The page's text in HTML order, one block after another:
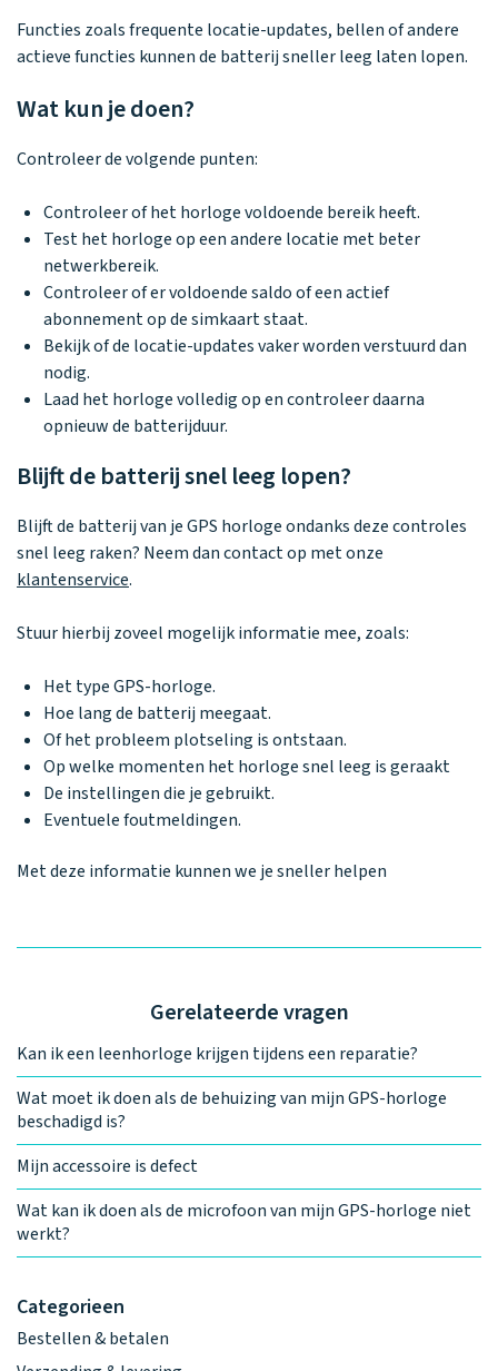
Categorieen
Bestellen & betalen
Functies zoals frequente locatie-updates, bellen of andere
actieve functies kunnen de batterij sneller leeg laten lopen.
Wat kun je doen?
Controleer de volgende punten:
Controleer of het horloge voldoende bereik heeft.
Test het horloge op een andere locatie met beter
netwerkbereik.
Controleer of er voldoende saldo of een actief
abonnement op de simkaart staat.
Bekijk of de locatie-updates vaker worden verstuurd dan
nodig.
Laad het horloge volledig op en controleer daarna
opnieuw de batterijduur.
Blijft de batterij snel leeg lopen?
Blijft de batterij van je GPS horloge ondanks deze controles
snel leeg raken? Neem dan contact op met onze
klantenservice.
Stuur hierbij zoveel mogelijk informatie mee, zoals:
Het type GPS-horloge.
Hoe lang de batterij meegaat.
Of het probleem plotseling is ontstaan.
Op welke momenten het horloge snel leeg is geraakt
De instellingen die je gebruikt.
Eventuele foutmeldingen.
Met deze informatie kunnen we je sneller helpen
Gerelateerde vragen
Kan ik een leenhorloge krijgen tijdens een reparatie?
Wat moet ik doen als de behuizing van mijn GPS-horloge
beschadigd is?
Mijn accessoire is defect
Wat kan ik doen als de microfoon van mijn GPS-horloge niet
werkt?